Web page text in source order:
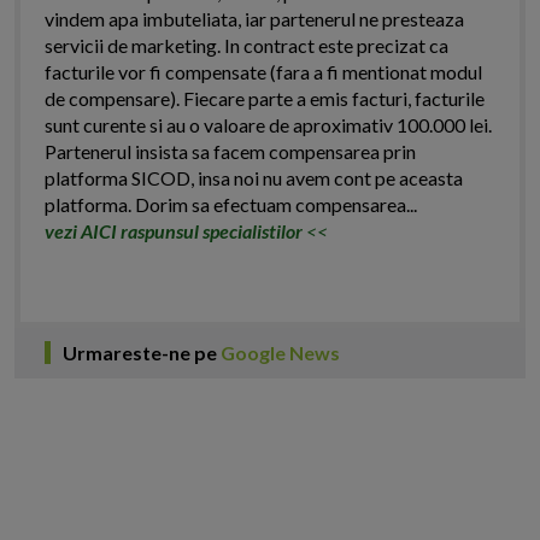
vindem apa imbuteliata, iar partenerul ne presteaza
servicii de marketing. In contract este precizat ca
facturile vor fi compensate (fara a fi mentionat modul
de compensare). Fiecare parte a emis facturi, facturile
sunt curente si au o valoare de aproximativ 100.000 lei.
Partenerul insista sa facem compensarea prin
platforma SICOD, insa noi nu avem cont pe aceasta
platforma. Dorim sa efectuam compensarea...
vezi AICI raspunsul specialistilor <<
Urmareste-ne pe Google News